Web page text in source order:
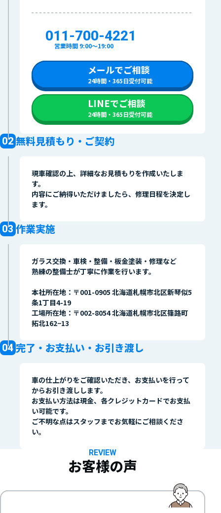
011-700-4221
営業時間 9:00〜19:00
メールでご相談
24時間・365日受付可能
LINEでご相談
24時間・365日受付可能
無料見積もり・ご契約
現車確認の上、詳細なお見積もりを作成いたしま
す。
内容にご納得いただけましたら、修理日程を決定し
ます。
作業実施
ガラス交換・車検・整備・板金塗装・修理など
熟練の整備士が丁寧に作業を行います。
本社所在地：〒001-0905 北海道札幌市北区新琴似5
条1丁目4-19
工場所在地：〒002-8054 北海道札幌市北区篠路町
拓北162−13
完了・お支払い・お引き渡し
車の仕上がりをご確認いただき、お支払いを行って
からお引き渡しします。
お支払い方法は現金、各クレジットカードでお支払
い可能です。
ご不明な点はスタッフまでお気軽にご相談くださ
い。
REVIEW
お客様の声